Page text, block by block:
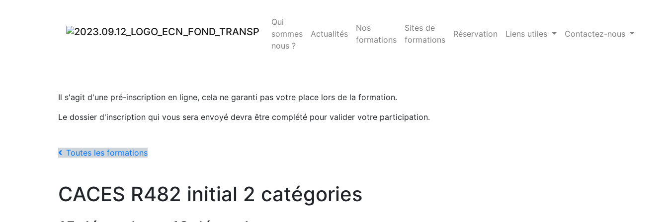
Qui
sommes
nous ?
Actualités
Nos
formations
Sites de
formations
Réservation Liens utiles Contactez-nous
Il s'agit d'une pré-inscription en ligne, cela ne garanti pas votre place lors de la formation.
Le dossier d'inscription qui vous sera envoyé devra être complété pour valider votre participation.
Toutes les formations
CACES R482 initial 2 catégories